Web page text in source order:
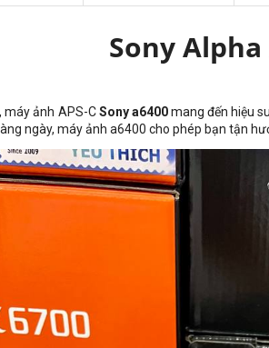
Sony Alpha
máy ảnh APS-CSony a6400mang đến hiệu
ngày, máy ảnh a6400 cho phép bạn tận